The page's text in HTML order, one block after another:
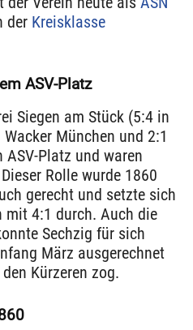
der Kreisklasse
ASV-Platz
Siegen am Stück (5:4 in
München und 2:1
ASV-Platz und waren
Rolle wurde 1860
gerecht und setzte sich
mit 4:1 durch. Auch die
Sechzig für sich
März ausgerechnet
Kürzeren zog.